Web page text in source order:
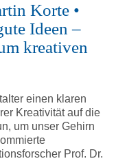
Korte •
Ideen –
kreativen
einen klaren
Kreativität auf die
um unser Gehirn
Prof. Dr.